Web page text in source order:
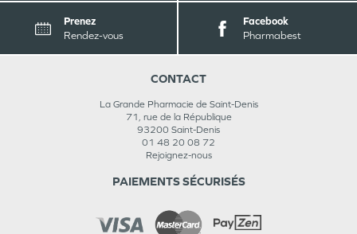
Prenez
Rendez-vous
Facebook
Pharmabest
CONTACT
La Grande Pharmacie de Saint-Denis
71, rue de la République
93200 Saint-Denis
01 48 20 08 72
Rejoignez-nous
PAIEMENTS SÉCURISÉS